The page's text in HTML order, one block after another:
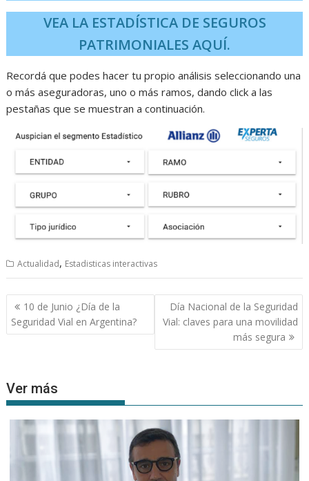
VEA LA ESTADÍSTICA DE SEGUROS
PATRIMONIALES AQUÍ.
Recordá que podes hacer tu propio análisis seleccionando una
o más aseguradoras, uno o más ramos, dando click a las
pestañas que se muestran a continuación.
Actualidad, Estadisticas interactivas
Navegación
de
entradas
10 de Junio ¿Día de la
Seguridad Vial en Argentina?
Día Nacional de la Seguridad
Vial: claves para una movilidad
más segura
Ver más